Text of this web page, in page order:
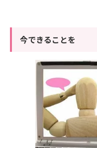
今できることを